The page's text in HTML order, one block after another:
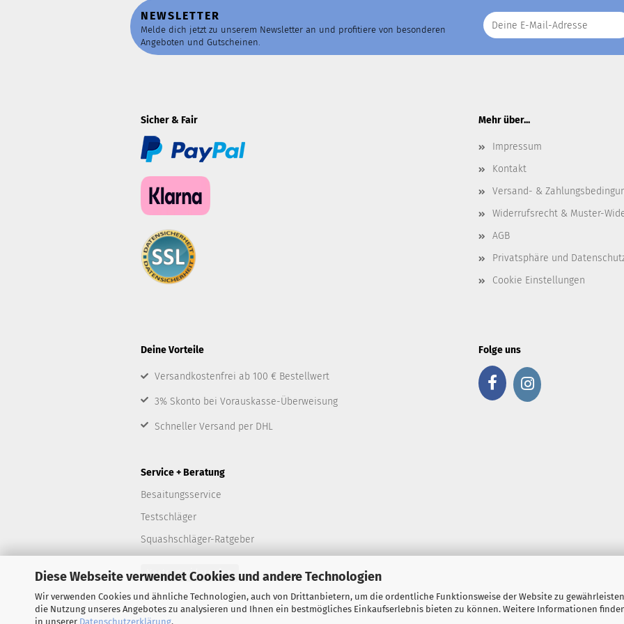
Diese Webseite verwendet Cookies und andere Technologien
Wir verwenden Cookies und ähnliche Technologien, auch von Drittanbietern, um die ordentliche Funktionsweise der Website zu
die Nutzung unseres Angebotes zu analysieren und Ihnen ein bestmögliches Einkaufserlebnis bieten zu können. Weitere Informationen
in unserer Datenschutzerklärung.
NEWSLETTER
Melde dich jetzt zu unserem Newsletter an und profitiere von besonderen
Angeboten und Gutscheinen.
Sicher & Fair Mehr über...
Impressum
Kontakt
Versand- &
Widerrufsrecht & Muster-
AGB
Privatsphäre und
Cookie Einstellungen
Deine Vorteile
Versandkostenfrei ab 100 € Bestellwert
3% Skonto bei Vorauskasse-Überweisung
Schneller Versand per DHL
Service + Beratung
Besaitungsservice
Testschläger
Squashschläger-Ratgeber
Folge uns
Vertrag widerrufen
Onlineshop erstellen mit Gambio.de © 2026